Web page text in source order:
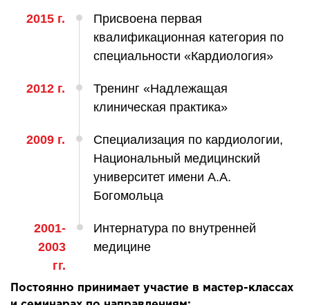
ЗАБОЛЕВАНИЯ
носа
И ЛОР-ХИРУРГИЯ
лечение полости носа и
пазух
лечение заболеваний и
гортани и глотки
2015 г.
Присвоена первая
квалификационная категория по
специальности «Кардиология»
2012 г.
Тренинг «Надлежащая
клиническая практика»
2009 г.
Специализация по кардиологии,
Национальный медицинский
университет имени А.А.
Богомольца
2001-
2003
гг.
Интернатура по внутренней
медицине
Постоянно принимает участие в мастер-классах